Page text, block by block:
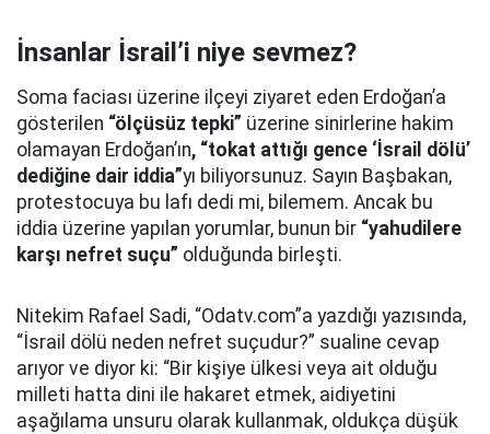
İnsanlar İsrail’i niye sevmez?
Soma faciası üzerine ilçeyi ziyaret eden Erdoğan’a
gösterilen “ölçüsüz tepki” üzerine sinirlerine hakim
olamayan Erdoğan’ın, “tokat attığı gence ‘İsrail dölü’
dediğine dair iddia”yı biliyorsunuz. Sayın Başbakan,
protestocuya bu lafı dedi mi, bilemem. Ancak bu
iddia üzerine yapılan yorumlar, bunun bir “yahudilere
karşı nefret suçu” olduğunda birleşti.
Nitekim Rafael Sadi, “Odatv.com”a yazdığı yazısında,
“İsrail dölü neden nefret suçudur?” sualine cevap
arıyor ve diyor ki: “Bir kişiye ülkesi veya ait olduğu
milleti hatta dini ile hakaret etmek, aidiyetini
aşağılama unsuru olarak kullanmak, oldukça düşük